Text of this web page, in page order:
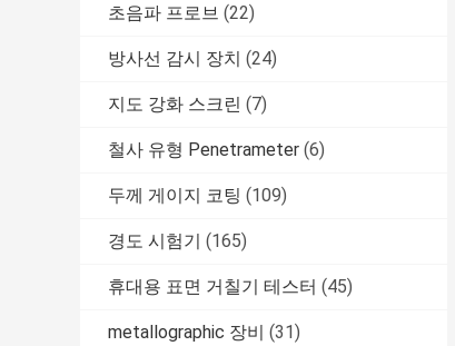
초음파 프로브 (22)
방사선 감시 장치 (24)
지도 강화 스크린 (7)
철사 유형 Penetrameter (6)
두께 게이지 코팅 (109)
경도 시험기 (165)
휴대용 표면 거칠기 테스터 (45)
metallographic 장비 (31)